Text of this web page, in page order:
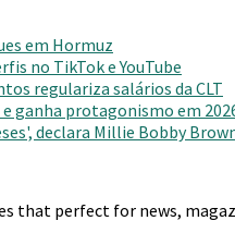
em Hormuz
no TikTok e YouTube
regulariza salários da CLT
e ganha protagonismo em
declara Millie Bobby
that perfect for news,